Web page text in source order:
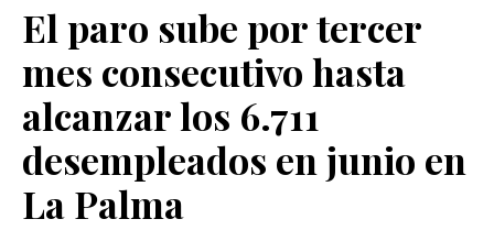
El paro sube por tercer
mes consecutivo hasta
alcanzar los 6.711
desempleados en junio en
La Palma